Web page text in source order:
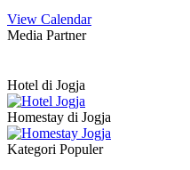
View Calendar
Media Partner
Hotel di Jogja
Homestay di Jogja
Kategori Populer